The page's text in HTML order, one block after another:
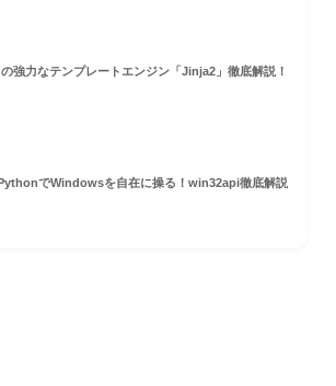
強力なテンプレートエンジン「Jinja2」徹底解説！
PythonでWindowsを自在に操る！win32api徹底解説